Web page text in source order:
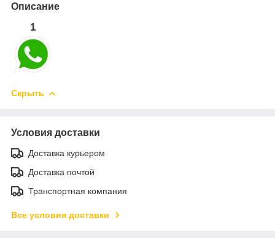
Описание
1
Скрыть
Условия доставки
Доставка курьером
Доставка почтой
Транспортная компания
Все условия доставки